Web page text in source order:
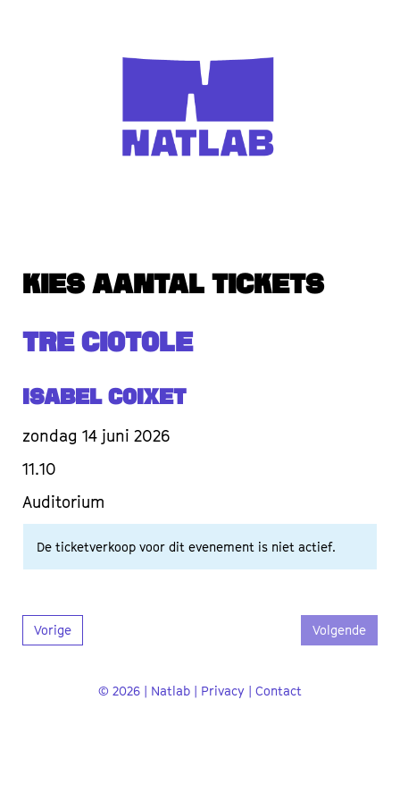
KIES AANTAL TICKETS
TRE CIOTOLE
Isabel Coixet
zondag 14 juni 2026
11.10
Auditorium
De ticketverkoop voor dit evenement is niet actief.
Vorige Volgende
© 2026 | Natlab | Privacy | Contact